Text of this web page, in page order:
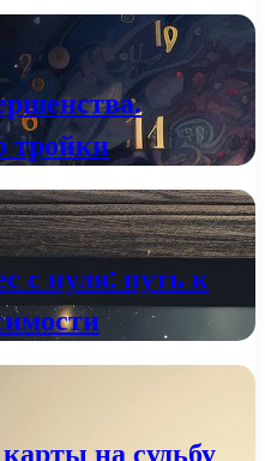
тройки
с нуля: путь к
на судьбу